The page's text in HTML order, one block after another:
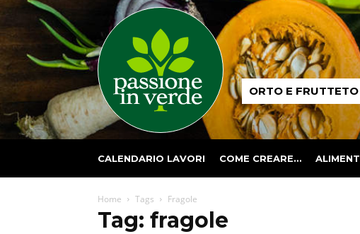
Passione
in ORTO E FRUTTETO
CALENDARIO LAVORI COME CREARE…
Home Tags Fragole
Tag: fragole